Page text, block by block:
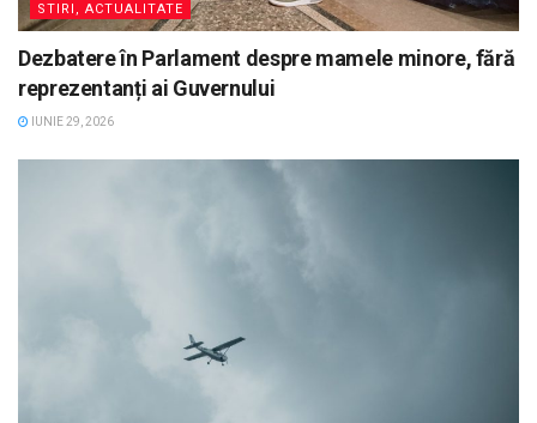
STIRI, ACTUALITATE
Dezbatere în Parlament despre mamele minore, fără
reprezentanți ai Guvernului
IUNIE 29, 2026